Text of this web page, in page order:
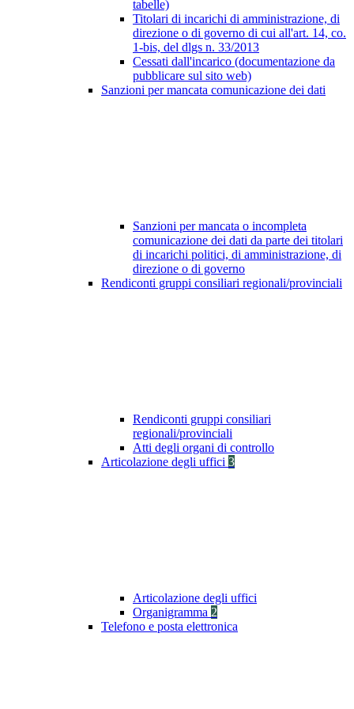
tabelle)
Titolari di incarichi di amministrazione, di
direzione o di governo di cui all'art. 14, co.
1-bis, del dlgs n. 33/2013
Cessati dall'incarico (documentazione da
pubblicare sul sito web)
Sanzioni per mancata comunicazione dei dati
Sanzioni per mancata o incompleta
comunicazione dei dati da parte dei titolari
di incarichi politici, di amministrazione, di
direzione o di governo
Rendiconti gruppi consiliari regionali/provinciali
Rendiconti gruppi consiliari
regionali/provinciali
Atti degli organi di controllo
Articolazione degli uffici 3
Articolazione degli uffici
Organigramma 2
Telefono e posta elettronica